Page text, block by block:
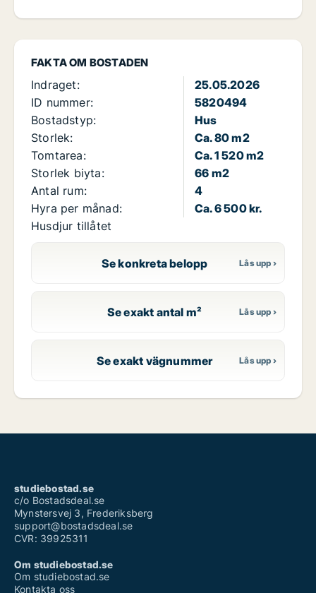
FAKTA OM BOSTADEN
Indraget:
25.05.2026
ID nummer:
5820494
Bostadstyp:
Hus
Storlek:
Ca. 80 m2
Tomtarea:
Ca. 1 520 m2
Storlek biyta:
66 m2
Antal rum:
4
Hyra per månad:
Ca. 6 500 kr.
Husdjur tillåtet
Se konkreta belopp
Se exakt antal m²
Se exakt vägnummer
studiebostad.se
c/o Bostadsdeal.se
Mynstersvej 3, Frederiksberg
support@bostadsdeal.se
CVR: 39925311
Om studiebostad.se
Om studiebostad.se
Kontakta oss